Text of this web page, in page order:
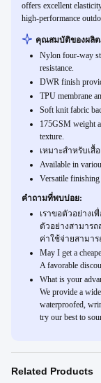
offers excellent
high-performance
คุณสมบัติของผลิ
Nylon four-way
resistance.
DWR finish
TPU membrane
Soft knit fabric
175GSM weight
texture.
เหมาะสําหรับเสื้
Available in
Versatile finishing
คำถามที่พบบ่อย:
เราขอตัวอย่างเ
ตัวอย่างสามาร
ค่าใช้จ่ายสามา
May I get a
A favorable
What is your
We provide a
waterproofed,
try our best to
Related Products